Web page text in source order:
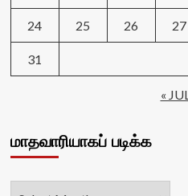
24 25 26 27
31
« JUL
மாதவாரியாகப் படிக்க